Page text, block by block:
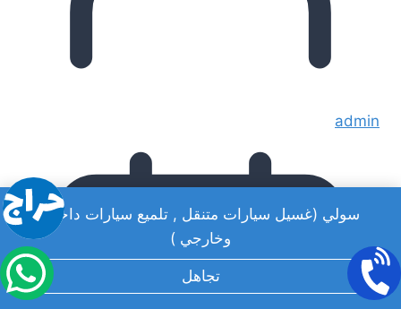
سولي (غسيل سيارات متنقل , تلميع سيارات داخلي
وخارجي )
تجاهل
admin